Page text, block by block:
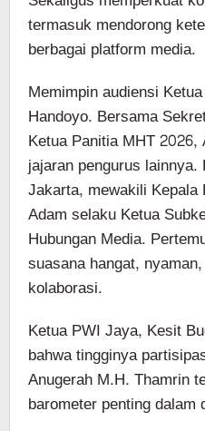
termasuk mendorong
berbagai platform media.
Memimpin audiensi
Handoyo. Bersama
Ketua Panitia MHT
jajaran pengurus
Jakarta, mewakili
Adam selaku Ketua
Hubungan Media.
suasana hangat,
kolaborasi.
Ketua PWI Jaya, Kesit
bahwa tingginya
Anugerah M.H. Thamrin
barometer penting